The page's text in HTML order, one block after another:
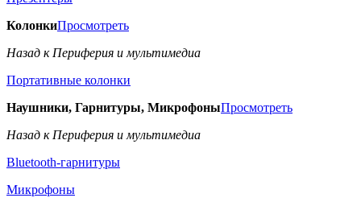
КолонкиПросмотреть
Назад к Периферия и мультимедиа
Портативные колонки
Наушники, Гарнитуры, МикрофоныПросмотреть
Назад к Периферия и мультимедиа
Bluetooth-гарнитуры
Микрофоны